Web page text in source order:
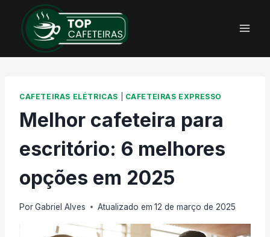
Conteúdo
CAFETEIRAS ELÉTRICAS CAFETEIRAS EXPRESSO
Melhor cafeteira para
escritório: 6 melhores
opções em 2025
PorGabriel Alves Atualizado em 12 de março de 2025